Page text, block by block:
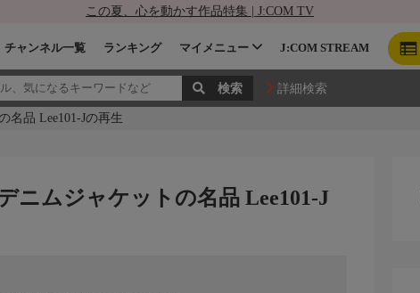
この夏、心を動かす作品特集 | J:COM TV
チャンネル一覧 ランキング マイメニュー J:COM STREAM
詳細検索
名品 Lee101-Jの再生
ニムジャケットの名品 Lee101-J